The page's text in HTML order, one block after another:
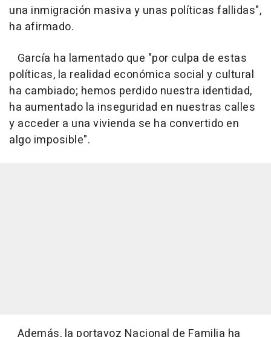
una inmigración masiva y unas políticas fallidas",
ha afirmado.
García ha lamentado que "por culpa de estas
políticas, la realidad económica social y cultural
ha cambiado; hemos perdido nuestra identidad,
ha aumentado la inseguridad en nuestras calles
y acceder a una vivienda se ha convertido en
algo imposible".